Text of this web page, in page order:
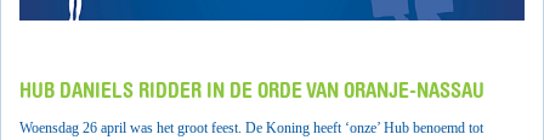
HUB DANIELS RIDDER IN DE ORDE VAN ORANJE-NASSAU
Woensdag 26 april was het groot feest. De Koning heeft ‘onze’ Hub benoemd tot